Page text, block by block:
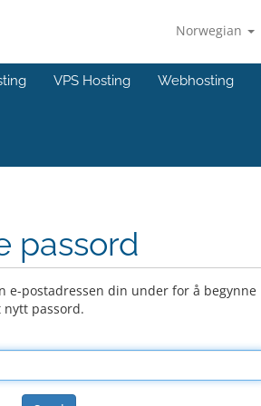
Norwegian
VPS Hosting Webhosting
passord
e-postadressen din under for å begynne
nytt passord.